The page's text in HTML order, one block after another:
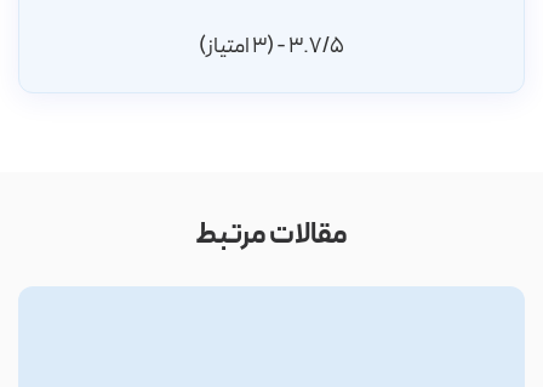
3.7/5 - (3 امتیاز)
مقالات مرتبط